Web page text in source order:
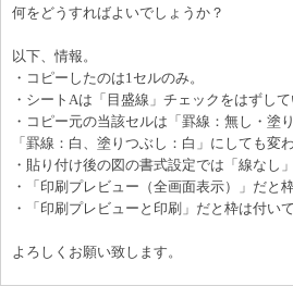
何をどうすればよいでしょうか？
以下、情報。
・コピーしたのは1セルのみ。
・シートAは「目盛線」チェックをはずして
・コピー元の当該セルは「罫線：無し・塗
「罫線：白、塗りつぶし：白」にしても変
・貼り付け後の図の書式設定では「線なし
・「印刷プレビュー（全画面表示）」だと
・「印刷プレビューと印刷」だと枠は付いて
よろしくお願い致します。